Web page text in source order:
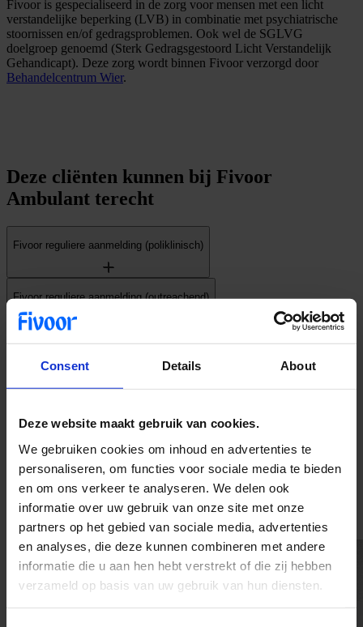
Consent Details About
Deze website maakt gebruik van cookies.
We gebruiken cookies om inhoud en advertenties te
personaliseren, om functies voor sociale media te bieden
en om ons verkeer te analyseren. We delen ook
informatie over uw gebruik van onze site met onze
partners op het gebied van sociale media, advertenties
en analyses, die deze kunnen combineren met andere
informatie die u aan hen hebt verstrekt of die zij hebben
verzameld op basis van uw gebruik van hun diensten.
Fivoor is gespecialiseerd in de zorg voor mensen met een licht
verstandelijke beperking (LVB) in combinatie met psychiatrische
stoornissen en/of gedragsproblemen. Ook wel de SGLVG
doelgroep genoemd (Sterk Gedragsgestoord Licht Verstandelijk
Gehandicapt). Deze zorg wordt binnen Fivoor verzorgd door
Behandelcentrum Wier.
Deze cliënten kunnen bij Fivoor
Ambulant terecht
Fivoor reguliere aanmelding (poliklinisch)
Fivoor reguliere aanmelding (outreachend)
SGLVG